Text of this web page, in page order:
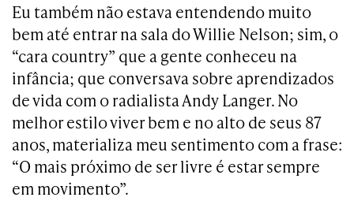
Eu também não estava entendendo muito
bem até entrar na sala do Willie Nelson; sim, o
“cara country” que a gente conheceu na
infância; que conversava sobre aprendizados
de vida com o radialista Andy Langer. No
melhor estilo viver bem e no alto de seus 87
anos, materializa meu sentimento com a frase:
“O mais próximo de ser livre é estar sempre
em movimento”.